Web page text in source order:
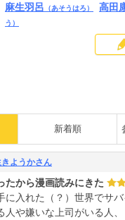
麻生羽呂 （あそうはろ） 高田
う）
新着順
ようかさん
たから漫画読みにきた
に入れた（？）世界でサ
人や嫌いな上司がいる人